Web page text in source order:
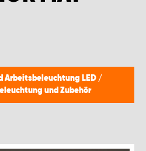
Arbeitsbeleuchtung LED /
und Zubehör